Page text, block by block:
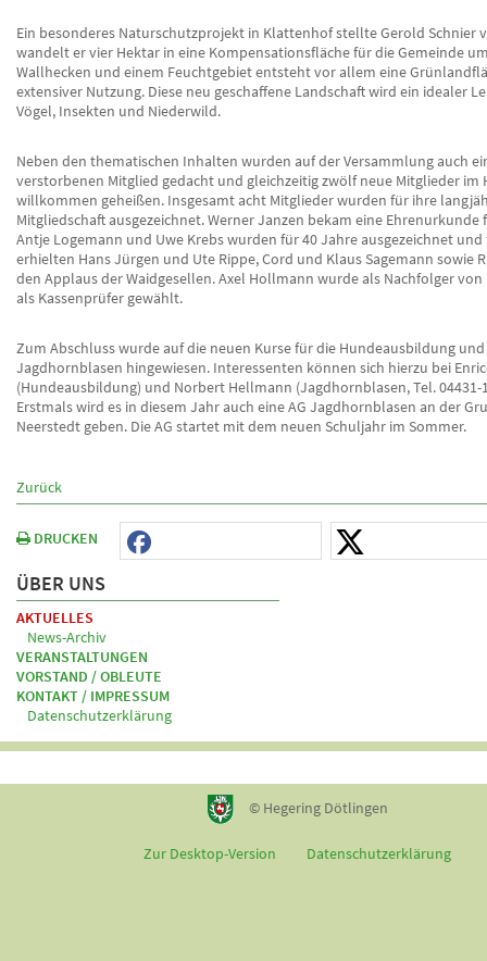
Ein besonderes Naturschutzprojekt in Klattenhof stellte Gerold Schnier
wandelt er vier Hektar in eine Kompensationsfläche für die Gemeinde
Wallhecken und einem Feuchtgebiet entsteht vor allem eine
extensiver Nutzung. Diese neu geschaffene Landschaft wird ein idealer
Vögel, Insekten und Niederwild.
Neben den thematischen Inhalten wurden auf der Versammlung auch
verstorbenen Mitglied gedacht und gleichzeitig zwölf neue Mitglieder im
willkommen geheißen. Insgesamt acht Mitglieder wurden für ihre
Mitgliedschaft ausgezeichnet. Werner Janzen bekam eine Ehrenurkunde
Antje Logemann und Uwe Krebs wurden für 40 Jahre ausgezeichnet und
erhielten Hans Jürgen und Ute Rippe, Cord und Klaus Sagemann sowie
den Applaus der Waidgesellen. Axel Hollmann wurde als Nachfolger von
als Kassenprüfer gewählt.
Zum Abschluss wurde auf die neuen Kurse für die Hundeausbildung und
Jagdhornblasen hingewiesen. Interessenten können sich hierzu bei
(Hundeausbildung) und Norbert Hellmann (Jagdhornblasen, Tel. 04431-
Erstmals wird es in diesem Jahr auch eine AG Jagdhornblasen an der
Neerstedt geben. Die AG startet mit dem neuen Schuljahr im Sommer.
Zurück
DRUCKEN
ÜBER UNS
AKTUELLES
News-Archiv
VERANSTALTUNGEN
VORSTAND / OBLEUTE
KONTAKT / IMPRESSUM
Datenschutzerklärung
© Hegering Dötlingen
Zur Desktop-Version Datenschutzerklärung